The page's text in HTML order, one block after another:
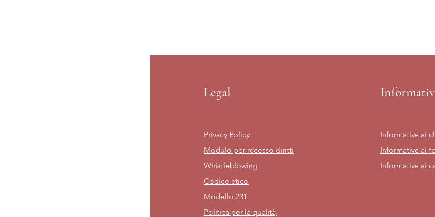
Legal
Privacy Policy
Modulo per recesso diritti
Whistleblowing
Codice etico
Modello 231
Politica per la qualità,
Informative ai
Informative ai
Informative ai